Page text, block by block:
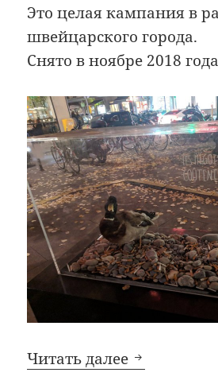
Это целая кампания в
швейцарского города.
Снято в ноябре 2018
Читать далее Как